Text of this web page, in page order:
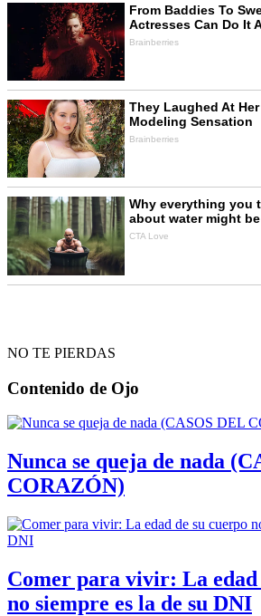
NO TE PIERDAS
Contenido de Ojo
Nunca se queja de nada
CORAZÓN)
Comer para vivir: La edad
no siempre es la de su DNI